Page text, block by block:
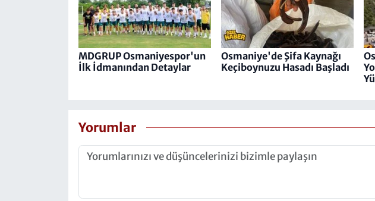
MDGRUP Osmaniyespor'un
İlk İdmanından Detaylar
Osmaniye'de Şifa Kaynağı
Keçiboynuzu Hasadı Başladı
Yorumlar